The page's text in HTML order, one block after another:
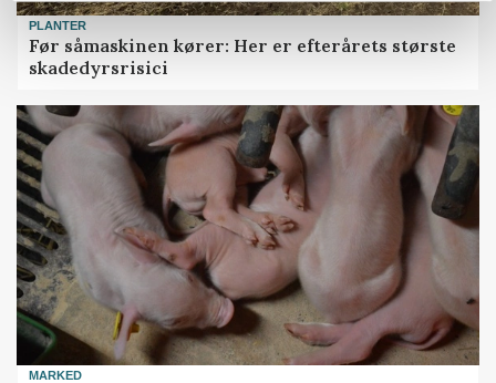
PLANTER
Før såmaskinen kører: Her er efterårets største
skadedyrsrisici
MARKED